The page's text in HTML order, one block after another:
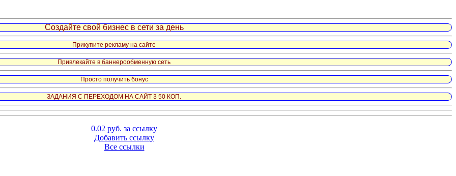
Создайте свой бизнес в сети за день
Прикупите рекламу на сайте
Привлекайте в баннерообменную сеть
Просто получить бонус
ЗАДАНИЯ С ПЕРЕХОДОМ НА САЙТ 3 50 КОП.
0.02 руб. за ссылку
Добавить ссылку
Все ссылки